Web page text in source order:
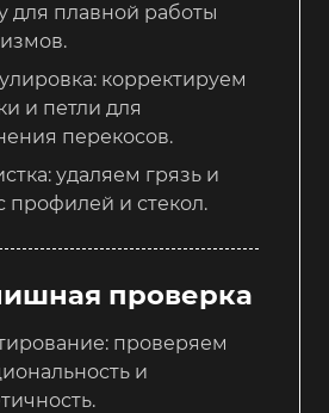
для плавной работы
корректируем
и петли для
перекосов.
удаляем грязь и
профилей и стекол.
проверка
проверяем
и